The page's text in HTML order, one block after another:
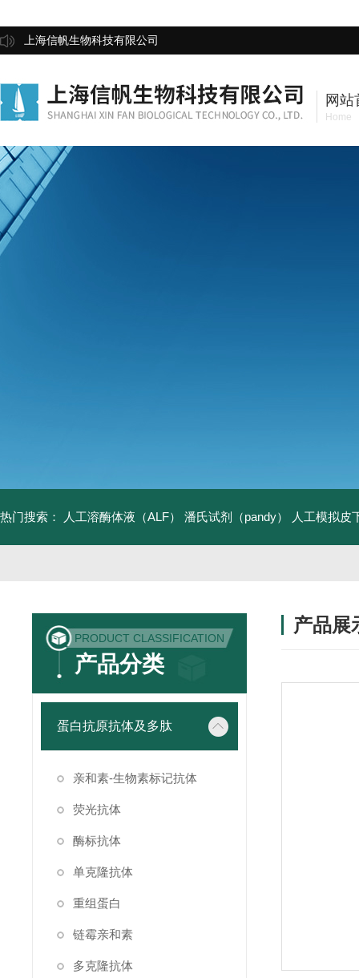
上海信帆生物科技有限公司
网站
Home
热门搜索： 人工溶酶体液（ALF） 潘氏试剂（pandy） 人工模拟皮
PRODUCT CLASSIFICATION
产品分类
蛋白抗原抗体及多肽
亲和素-生物素标记抗体
荧光抗体
酶标抗体
单克隆抗体
重组蛋白
链霉亲和素
多克隆抗体
产品展